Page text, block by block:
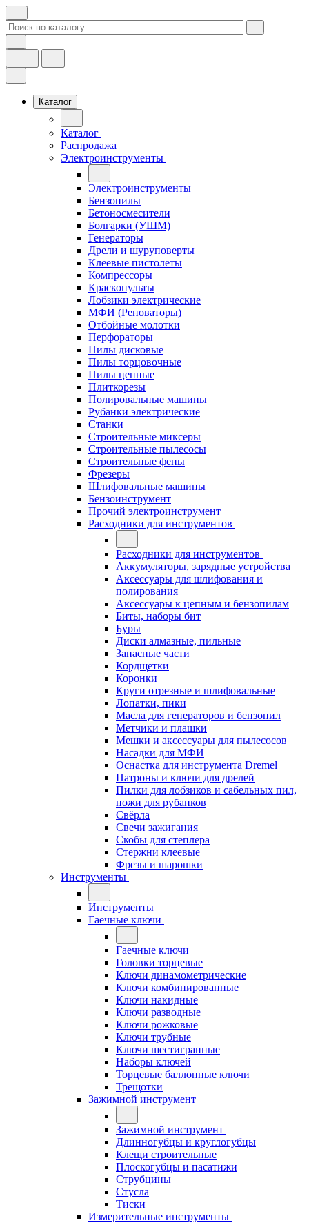
Каталог
Каталог
Распродажа
Электроинструменты
Электроинструменты
Бензопилы
Бетоносмесители
Болгарки (УШМ)
Генераторы
Дрели и шуруповерты
Клеевые пистолеты
Компрессоры
Краскопульты
Лобзики электрические
МФИ (Реноваторы)
Отбойные молотки
Перфораторы
Пилы дисковые
Пилы торцовочные
Пилы цепные
Плиткорезы
Полировальные машины
Рубанки электрические
Станки
Строительные миксеры
Строительные пылесосы
Строительные фены
Фрезеры
Шлифовальные машины
Бензоинструмент
Прочий электроинструмент
Расходники для инструментов
Расходники для инструментов
Аккумуляторы, зарядные устройства
Аксессуары для шлифования и
полирования
Аксессуары к цепным и бензопилам
Биты, наборы бит
Буры
Диски алмазные, пильные
Запасные части
Кордщетки
Коронки
Круги отрезные и шлифовальные
Лопатки, пики
Масла для генераторов и бензопил
Метчики и плашки
Мешки и аксессуары для пылесосов
Насадки для МФИ
Оснастка для инструмента Dremel
Патроны и ключи для дрелей
Пилки для лобзиков и сабельных пил,
ножи для рубанков
Свёрла
Свечи зажигания
Скобы для степлера
Стержни клеевые
Фрезы и шарошки
Инструменты
Инструменты
Гаечные ключи
Гаечные ключи
Головки торцевые
Ключи динамометрические
Ключи комбинированные
Ключи накидные
Ключи разводные
Ключи рожковые
Ключи трубные
Ключи шестигранные
Наборы ключей
Торцевые баллонные ключи
Трещотки
Зажимной инструмент
Зажимной инструмент
Длинногубцы и круглогубцы
Клещи строительные
Плоскогубцы и пасатижи
Струбцины
Стусла
Тиски
Измерительные инструменты